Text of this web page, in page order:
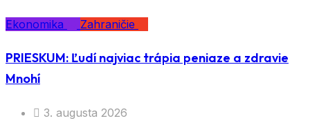
Ekonomika Zahraničie
PRIESKUM: Ľudí najviac trápia peniaze a zdravie
Mnohí
3. augusta 2026